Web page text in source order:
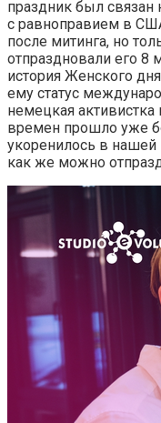
праздник был связан
с равноправием в
после митинга, но
отпраздновали его 8
история Женского
ему статус
немецкая активистка
времен прошло уже
укоренилось в нашей
как же можно